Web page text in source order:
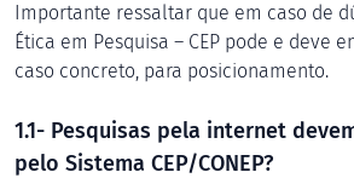
Importante ressaltar que em caso de
Ética em Pesquisa – CEP pode e deve
caso concreto, para posicionamento.
1.1- Pesquisas pela internet
pelo Sistema CEP/CONEP?